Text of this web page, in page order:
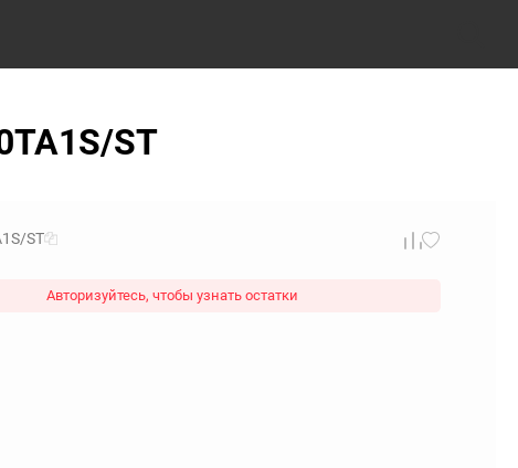
ST
ST
Авторизуйтесь, чтобы узнать остатки